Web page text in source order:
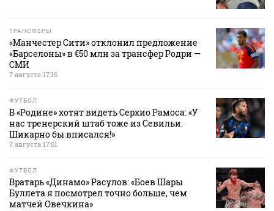
ТРАНСФЕРЫ
«Манчестер Сити» отклонил предложение
«Барселоны» в €50 млн за трансфер Родри —
СМИ
7 августа 17:16
ФУТБОЛ
В «Родине» хотят видеть Серхио Рамоса: «У
нас тренерский штаб тоже из Севильи.
Шикарно бы вписался!»
7 августа 17:01
ФУТБОЛ
Вратарь «Динамо» Расулов: «Боев Шары
Буллета я посмотрел точно больше, чем
матчей Овечкина»